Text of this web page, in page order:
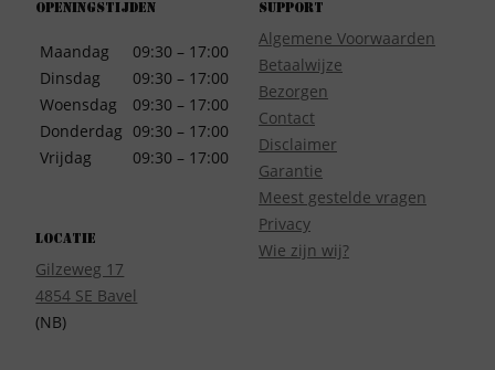
Openingstijden
Maandag
Dinsdag
Woensdag
Donderdag
Vrijdag
09:30 – 17:00
09:30 – 17:00
09:30 – 17:00
09:30 – 17:00
09:30 – 17:00
Locatie
Gilzeweg 17
4854 SE Bavel
(NB)
Support
Algemene Voorwaarden
Betaalwijze
Bezorgen
Contact
Disclaimer
Garantie
Meest gestelde vragen
Privacy
Wie zijn wij?